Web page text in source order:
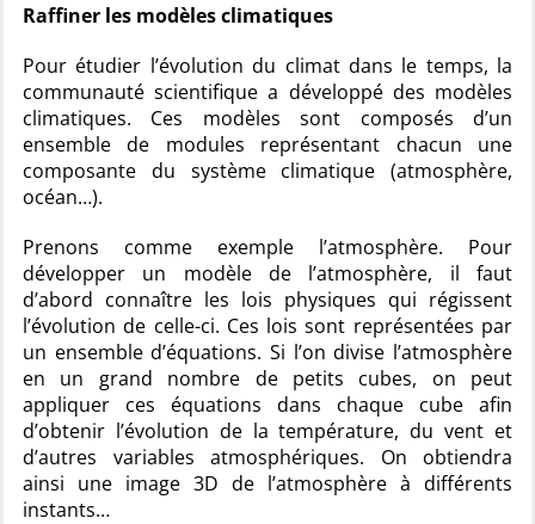
Raffiner les modèles climatiques
Pour étudier l’évolution du climat dans le temps, la
communauté scientifique a développé des modèles
climatiques. Ces modèles sont composés d’un
ensemble de modules représentant chacun une
composante du système climatique (atmosphère,
océan…).
Prenons comme exemple l’atmosphère. Pour
développer un modèle de l’atmosphère, il faut
d’abord connaître les lois physiques qui régissent
l’évolution de celle-ci. Ces lois sont représentées par
un ensemble d’équations. Si l’on divise l’atmosphère
en un grand nombre de petits cubes, on peut
appliquer ces équations dans chaque cube afin
d’obtenir l’évolution de la température, du vent et
d’autres variables atmosphériques. On obtiendra
ainsi une image 3D de l’atmosphère à différents
instants…